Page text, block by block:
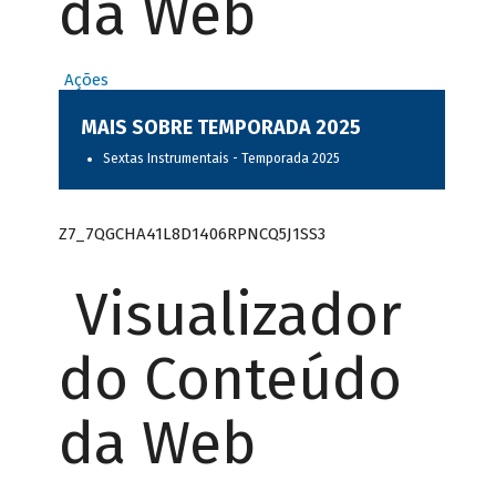
da Web
Ações
MAIS SOBRE TEMPORADA 2025
Sextas Instrumentais - Temporada 2025
Z7_7QGCHA41L8D1406RPNCQ5J1SS3
Visualizador
do Conteúdo
da Web